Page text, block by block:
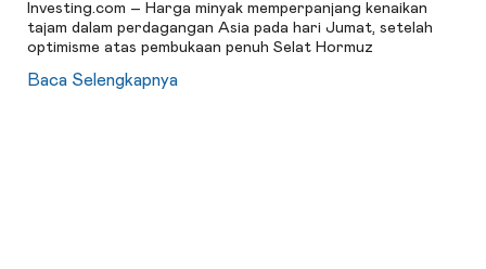
Investing.com – Harga minyak memperpanjang kenaikan
tajam dalam perdagangan Asia pada hari Jumat, setelah
optimisme atas pembukaan penuh Selat Hormuz
Baca Selengkapnya